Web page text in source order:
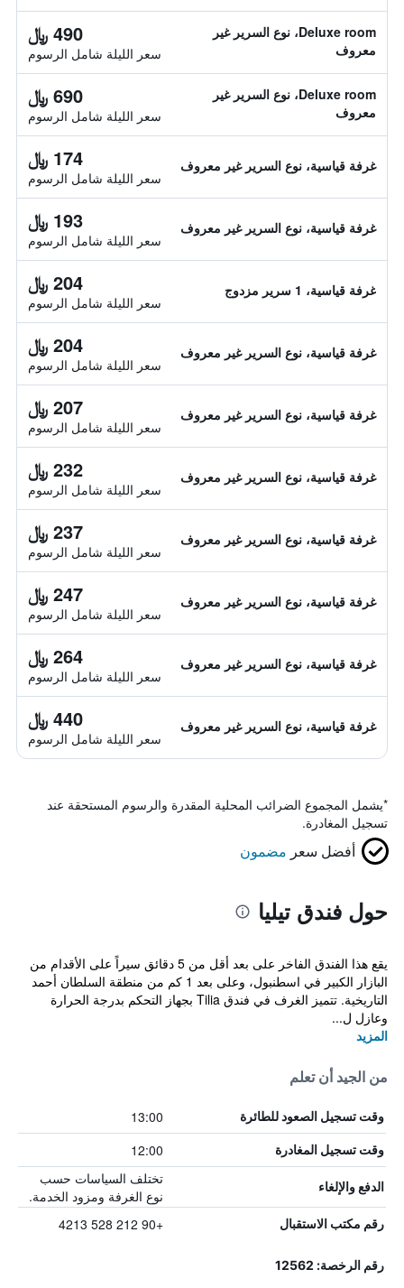
Deluxe room، نوع السرير غير
معروف
490 ﷼
سعر الليلة شامل الرسوم
Deluxe room، نوع السرير غير
معروف
690 ﷼
سعر الليلة شامل الرسوم
غرفة قياسية، نوع السرير غير معروف 174 ﷼
سعر الليلة شامل الرسوم
غرفة قياسية، نوع السرير غير معروف 193 ﷼
سعر الليلة شامل الرسوم
غرفة قياسية، 1 سرير مزدوج 204 ﷼
سعر الليلة شامل الرسوم
غرفة قياسية، نوع السرير غير معروف 204 ﷼
سعر الليلة شامل الرسوم
غرفة قياسية، نوع السرير غير معروف 207 ﷼
سعر الليلة شامل الرسوم
غرفة قياسية، نوع السرير غير معروف 232 ﷼
سعر الليلة شامل الرسوم
غرفة قياسية، نوع السرير غير معروف 237 ﷼
سعر الليلة شامل الرسوم
غرفة قياسية، نوع السرير غير معروف 247 ﷼
سعر الليلة شامل الرسوم
غرفة قياسية، نوع السرير غير معروف 264 ﷼
سعر الليلة شامل الرسوم
غرفة قياسية، نوع السرير غير معروف 440 ﷼
سعر الليلة شامل الرسوم
*يشمل المجموع الضرائب المحلية المقدرة والرسوم المستحقة عند
تسجيل المغادرة.
أفضل سعر مضمون
حول فندق تيليا
يقع هذا الفندق الفاخر على بعد أقل من 5 دقائق سيراً على الأقدام من
البازار الكبير في اسطنبول، وعلى بعد 1 كم من منطقة السلطان أحمد
التاريخية. تتميز الغرف في فندق Tilia بجهاز التحكم بدرجة الحرارة
وعازل ل...
المزيد
من الجيد أن تعلم
وقت تسجيل الصعود للطائرة 13:00
وقت تسجيل المغادرة 12:00
الدفع والإلغاء
تختلف السياسات حسب
نوع الغرفة ومزود الخدمة.
رقم مكتب الاستقبال +90 212 528 4213
رقم الرخصة: 12562